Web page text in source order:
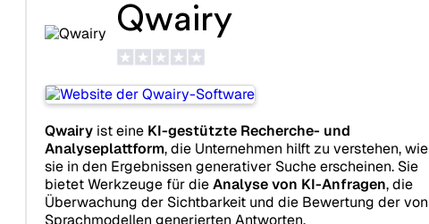
Qwairy
Qwairy ist eine KI-gestützte Recherche- und
Analyseplattform, die Unternehmen hilft zu verstehen, wie
sie in den Ergebnissen generativer Suche erscheinen. Sie
bietet Werkzeuge für dieAnalyse von KI-Anfragen, die
Überwachung der Sichtbarkeit und die Bewertung der von
Sprachmodellen generierten Antworten.